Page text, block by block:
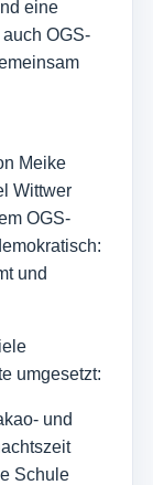
eine
OGS-
Meike
Wittwer
OGS-
und
umgesetzt:
und
Schule